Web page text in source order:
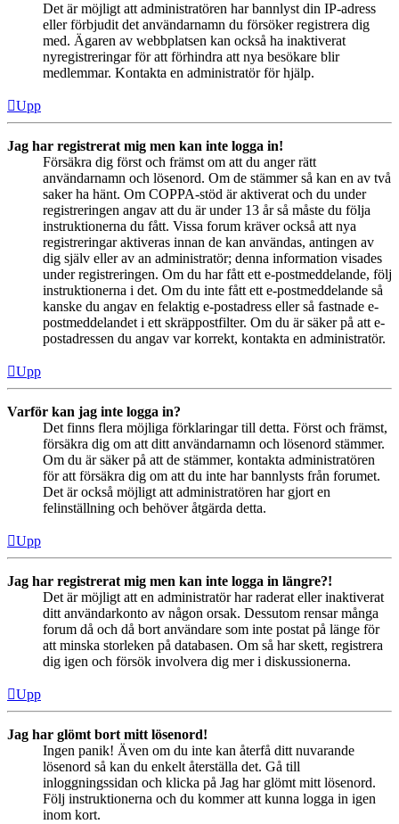
Det är möjligt att administratören har bannlyst din IP-adress
eller förbjudit det användarnamn du försöker registrera dig
med. Ägaren av webbplatsen kan också ha inaktiverat
nyregistreringar för att förhindra att nya besökare blir
medlemmar. Kontakta en administratör för hjälp.
Upp
Jag har registrerat mig men kan inte logga in!
Försäkra dig först och främst om att du anger rätt
användarnamn och lösenord. Om de stämmer så kan en av två
saker ha hänt. Om COPPA-stöd är aktiverat och du under
registreringen angav att du är under 13 år så måste du följa
instruktionerna du fått. Vissa forum kräver också att nya
registreringar aktiveras innan de kan användas, antingen av
dig själv eller av an administratör; denna information visades
under registreringen. Om du har fått ett e-postmeddelande, följ
instruktionerna i det. Om du inte fått ett e-postmeddelande så
kanske du angav en felaktig e-postadress eller så fastnade e-
postmeddelandet i ett skräppostfilter. Om du är säker på att e-
postadressen du angav var korrekt, kontakta en administratör.
Upp
Varför kan jag inte logga in?
Det finns flera möjliga förklaringar till detta. Först och främst,
försäkra dig om att ditt användarnamn och lösenord stämmer.
Om du är säker på att de stämmer, kontakta administratören
för att försäkra dig om att du inte har bannlysts från forumet.
Det är också möjligt att administratören har gjort en
felinställning och behöver åtgärda detta.
Upp
Jag har registrerat mig men kan inte logga in längre?!
Det är möjligt att en administratör har raderat eller inaktiverat
ditt användarkonto av någon orsak. Dessutom rensar många
forum då och då bort användare som inte postat på länge för
att minska storleken på databasen. Om så har skett, registrera
dig igen och försök involvera dig mer i diskussionerna.
Upp
Jag har glömt bort mitt lösenord!
Ingen panik! Även om du inte kan återfå ditt nuvarande
lösenord så kan du enkelt återställa det. Gå till
inloggningssidan och klicka på Jag har glömt mitt lösenord.
Följ instruktionerna och du kommer att kunna logga in igen
inom kort.